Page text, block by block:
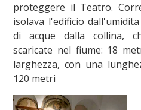
proteggere il Teatro.
isolava l'edificio
di acque dalla collina,
scaricate nel fiume: 18
larghezza, con una
120 metri